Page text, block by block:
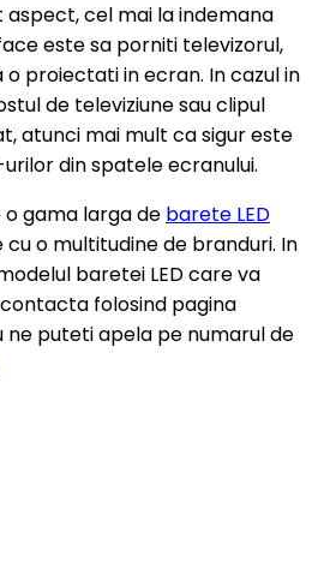
cel mai la indemana
este sa porniti televizorul,
o proiectati in ecran. In cazul in
de televiziune sau clipul
atunci mai mult ca sigur este
din spatele ecranului.
o gama larga de barete LED
o multitudine de branduri. In
baretei LED care va
folosind pagina
ne puteti apela pe numarul de